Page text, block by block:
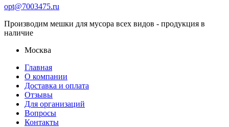
opt@7003475.ru
Производим мешки для мусора всех видов - продукция в
наличие
Москва
Главная
О компании
Доставка и оплата
Отзывы
Для организаций
Вопросы
Контакты